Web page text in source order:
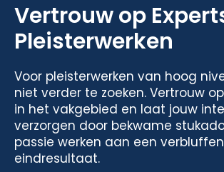
Vertrouw op
Pleisterwerken
Voor pleisterwerken van hoog
niet verder te zoeken. Vertrouw
in het vakgebied en laat jouw
verzorgen door bekwame
passie werken aan een
eindresultaat.